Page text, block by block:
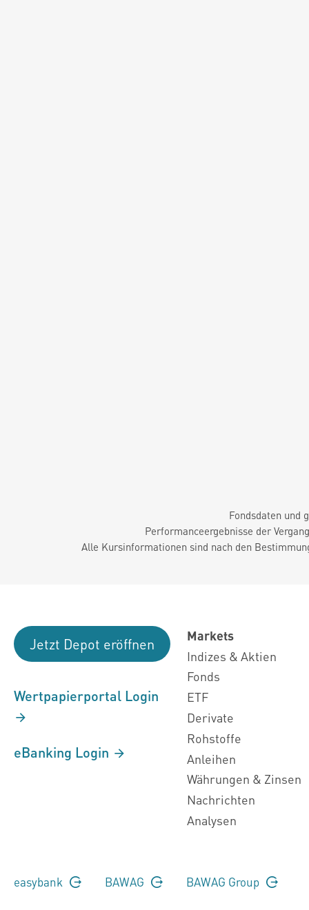
Fondsdaten und
Performanceergebnisse der
Alle Kursinformationen sind nach den
Jetzt Depot eröffnen
Wertpapierportal Login
eBanking Login
Markets
Indizes & Aktien
Fonds
ETF
Derivate
Rohstoffe
Anleihen
Währungen & Zinsen
Nachrichten
Analysen
easybank BAWAG BAWAG Group